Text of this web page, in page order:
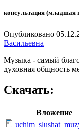
консультация (младшая
Опубликовано
Васильевна
Музыка - самый
духовная общность
Скачать:
Вложение